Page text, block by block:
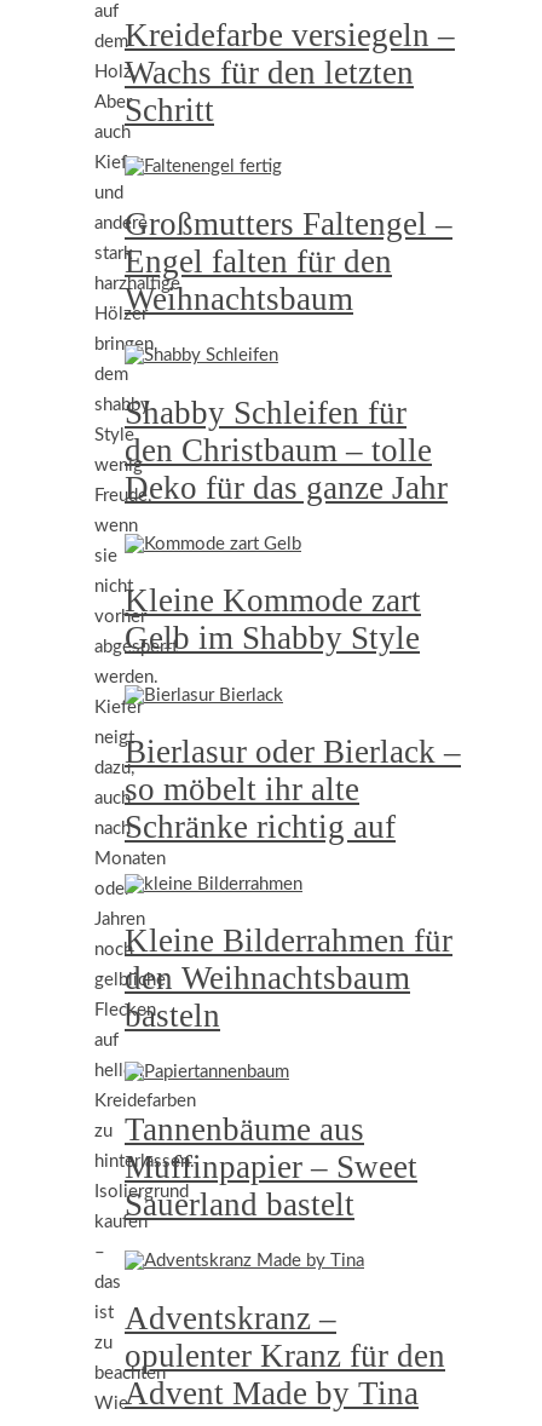
auf
dem
Holz.
Aber
auch
Kiefer
und
andere
stark
harzhaltige
Hölzer
bringen
dem
shabby
Style
wenig
Freude,
wenn
sie
nicht
vorher
abgesperrt
werden.
Kiefer
neigt
dazu,
auch
nach
Monaten
oder
Jahren
noch
gelbliche
Flecken
auf
hellen
Kreidefarben
zu
hinterlassen.
Isoliergrund
kaufen
–
das
ist
zu
beachten
Wie
Kreidefarbe versiegeln –
Wachs für den letzten
Schritt
Großmutters Faltengel –
Engel falten für den
Weihnachtsbaum
Shabby Schleifen für
den Christbaum – tolle
Deko für das ganze Jahr
Kleine Kommode zart
Gelb im Shabby Style
Bierlasur oder Bierlack –
so möbelt ihr alte
Schränke richtig auf
Kleine Bilderrahmen für
den Weihnachtsbaum
basteln
Tannenbäume aus
Muffinpapier – Sweet
Sauerland bastelt
Adventskranz –
opulenter Kranz für den
Advent Made by Tina